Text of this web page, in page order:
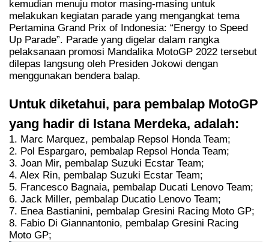
kemudian menuju motor masing-masing untuk
melakukan kegiatan parade yang mengangkat tema
Pertamina Grand Prix of Indonesia: “Energy to Speed
Up Parade”. Parade yang digelar dalam rangka
pelaksanaan promosi Mandalika MotoGP 2022 tersebut
dilepas langsung oleh Presiden Jokowi dengan
menggunakan bendera balap.
Untuk diketahui, para pembalap MotoGP
yang hadir di Istana Merdeka, adalah:
1. Marc Marquez, pembalap Repsol Honda Team;
2. Pol Espargaro, pembalap Repsol Honda Team;
3. Joan Mir, pembalap Suzuki Ecstar Team;
4. Alex Rin, pembalap Suzuki Ecstar Team;
5. Francesco Bagnaia, pembalap Ducati Lenovo Team;
6. Jack Miller, pembalap Ducatio Lenovo Team;
7. Enea Bastianini, pembalap Gresini Racing Moto GP;
8. Fabio Di Giannantonio, pembalap Gresini Racing
Moto GP;